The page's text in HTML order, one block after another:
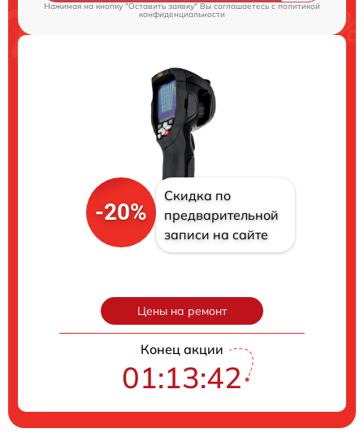
Нажимая на кнопку "Оставить заявку" Вы соглашаетесь cполитикой
конфиденциальности
-20%
Скидка по
предварительной
записи на сайте
Цены на ремонт
Конец акции
01:13:41